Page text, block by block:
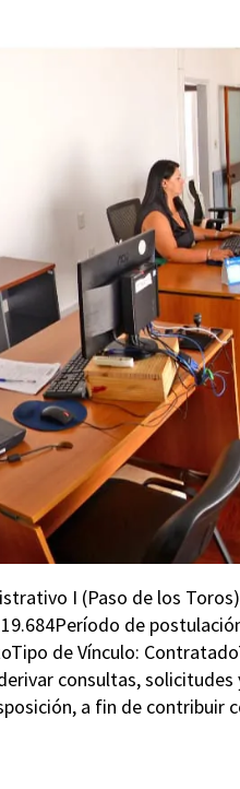
I (Paso de los
19.684Período de
de Vínculo:
consultas,
a fin de